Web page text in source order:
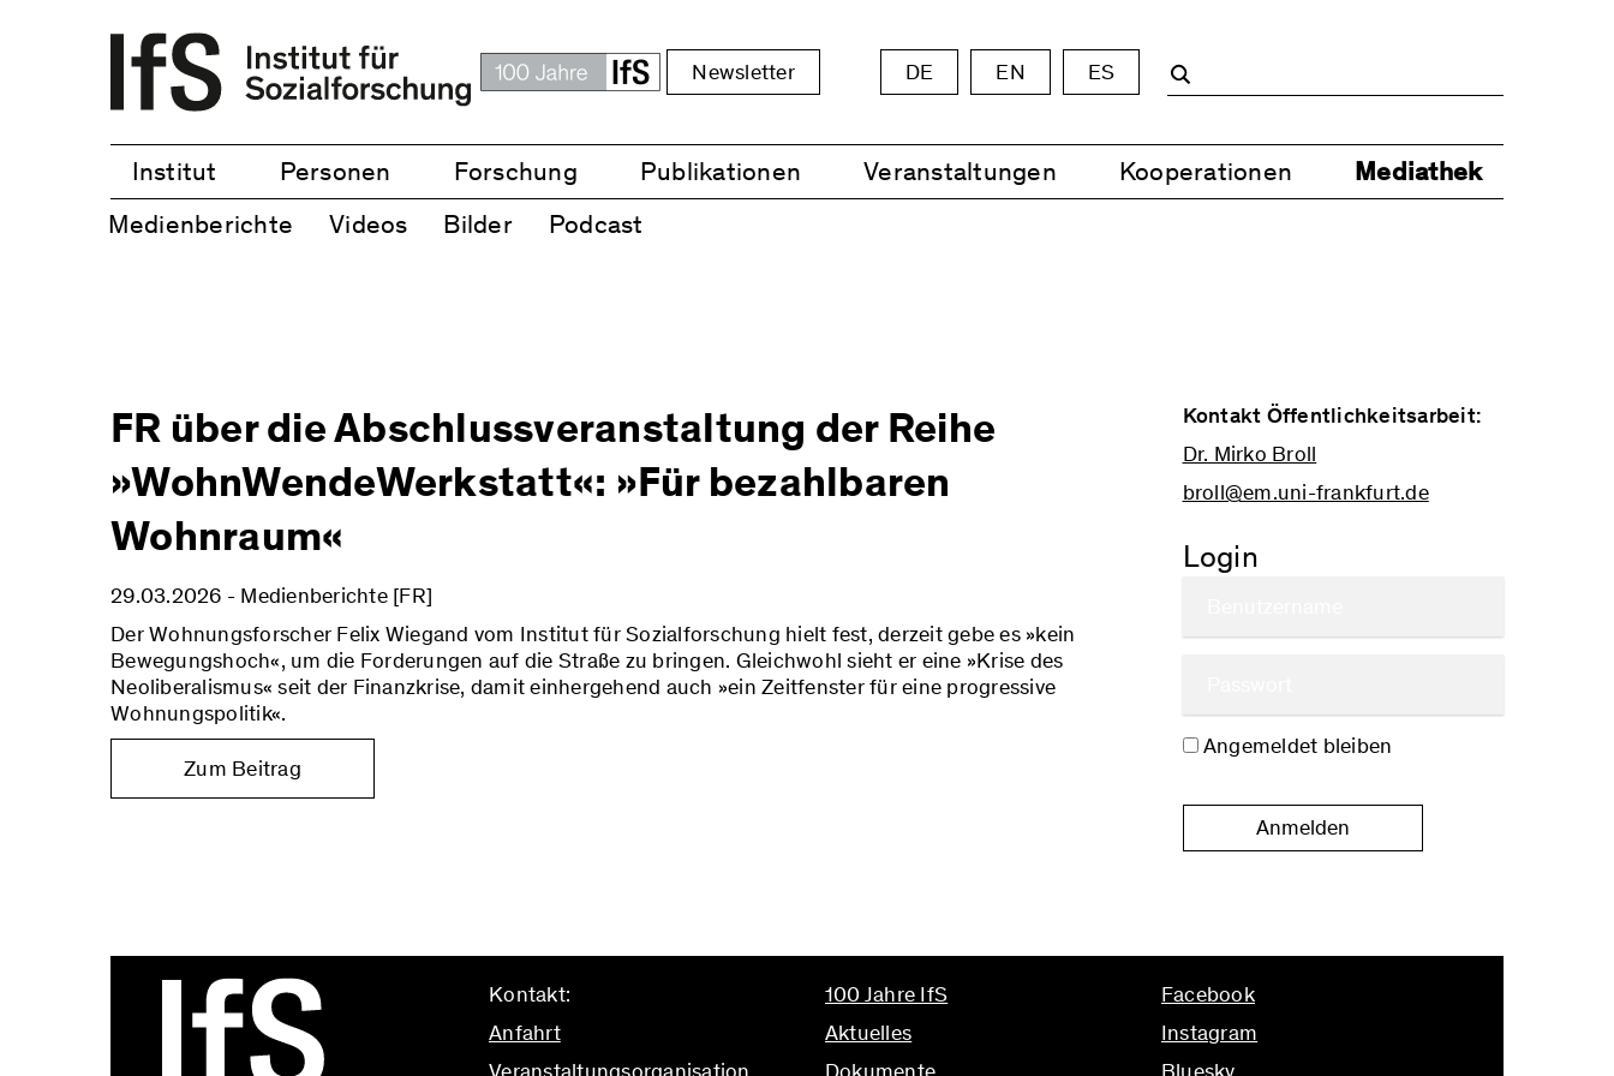
Newsletter DE EN ES
Institut Personen Forschung Publikationen Veranstaltungen Kooperationen
Mediathek
Medienberichte
Videos Bilder Podcast
FR über die Abschlussveranstaltung der Reihe
»WohnWendeWerkstatt«: »Für bezahlbaren
Wohnraum«
29.03.2026 - Medienberichte [FR]
Der Wohnungsforscher Felix Wiegand vom Institut für Sozialforschung hielt fest, derzeit gebe es »kein
Bewegungshoch«, um die Forderungen auf die Straße zu bringen. Gleichwohl sieht er eine »Krise des
Neoliberalismus« seit der Finanzkrise, damit einhergehend auch »ein Zeitfenster für eine progressive
Wohnungspolitik«.
Zum Beitrag
Kontakt Öffentlichkeitsarbeit:
Dr. Mirko Broll
broll@em.uni-frankfurt.de
Login
Angemeldet bleiben
Anmelden
Kontakt:
Anfahrt
100 Jahre IfS
Aktuelles
Facebook
Instagram